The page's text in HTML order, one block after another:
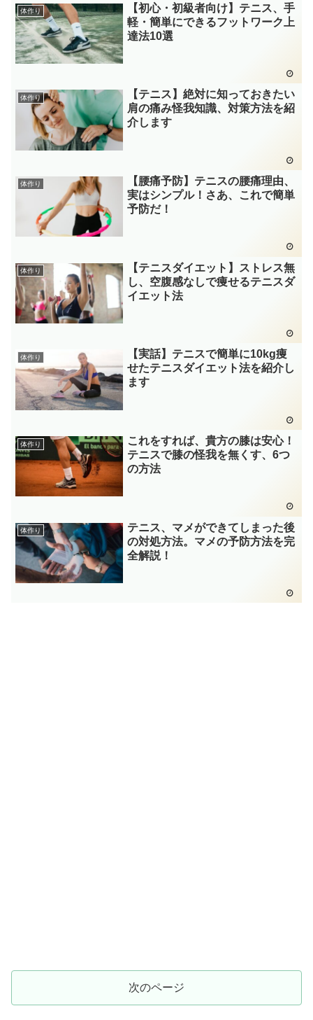
体作り
【初心・初級者向け】テニス、手
軽・簡単にできるフットワーク上
達法10選
体作り
【テニス】絶対に知っておきたい
肩の痛み怪我知識、対策方法を紹
介します
体作り
【腰痛予防】テニスの腰痛理由、
実はシンプル！さあ、これで簡単
予防だ！
体作り
【テニスダイエット】ストレス無
し、空腹感なしで痩せるテニスダ
イエット法
体作り
【実話】テニスで簡単に10kg痩
せたテニスダイエット法を紹介し
ます
体作り
これをすれば、貴方の膝は安心！
テニスで膝の怪我を無くす、6つ
の方法
体作り
テニス、マメができてしまった後
の対処方法。マメの予防方法を完
全解説！
次のページ